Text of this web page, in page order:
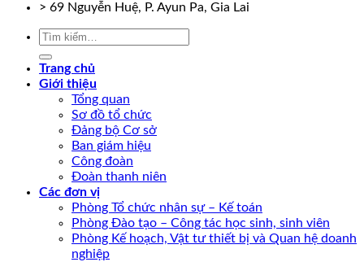
> 69 Nguyễn Huệ, P. Ayun Pa, Gia Lai
Trang chủ
Giới thiệu
Tổng quan
Sơ đồ tổ chức
Đảng bộ Cơ sở
Ban giám hiệu
Công đoàn
Đoàn thanh niên
Các đơn vị
Phòng Tổ chức nhân sự – Kế toán
Phòng Đào tạo – Công tác học sinh, sinh viên
Phòng Kế hoạch, Vật tư thiết bị và Quan hệ doanh
nghiệp